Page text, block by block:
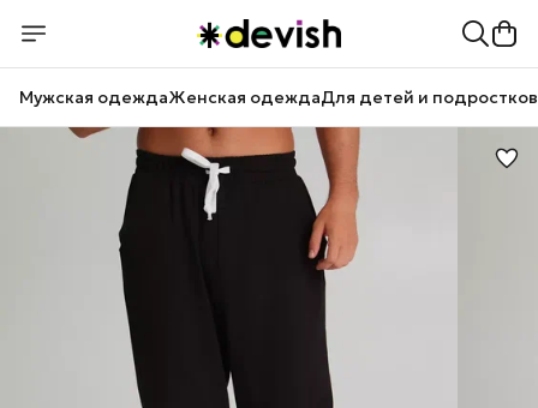
Мужская одеждаЖенская одеждаДля детей и подростков